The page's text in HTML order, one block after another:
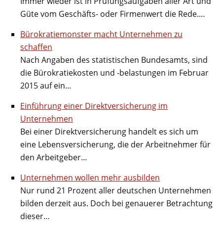
Güte vom Geschäfts- oder Firmenwert die Rede.…
Bürokratiemonster macht Unternehmen zu
schaffen
Nach Angaben des statistischen Bundesamts, sind
die Bürokratiekosten und -belastungen im Februar
2015 auf ein…
Einführung einer Direktversicherung im
Unternehmen
Bei einer Direktversicherung handelt es sich um
eine Lebensversicherung, die der Arbeitnehmer für
den Arbeitgeber…
Unternehmen wollen mehr ausbilden
Nur rund 21 Prozent aller deutschen Unternehmen
bilden derzeit aus. Doch bei genauerer Betrachtung
dieser…